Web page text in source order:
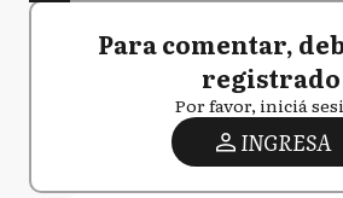
Para comentar,
registrado
Por favor, iniciá
INGRESA